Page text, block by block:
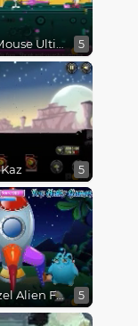
Danger Mouse Ultimate 5
5
Baby Hazel Alien Friend 5